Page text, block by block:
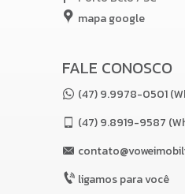
mapa google
FALE CONOSCO
(47) 9.9978-0501
(47)9.8919-9587
ligamos para você